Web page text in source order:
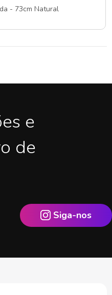
- 73cm Natural
e
de
Siga-nos